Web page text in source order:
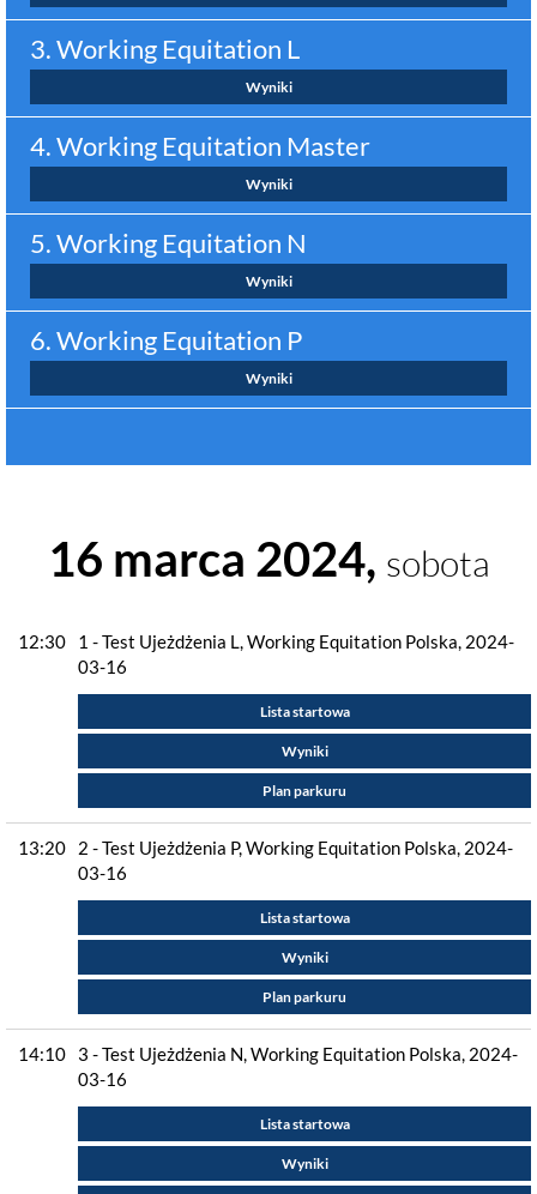
3. Working Equitation L
Wyniki
4. Working Equitation Master
Wyniki
5. Working Equitation N
Wyniki
6. Working Equitation P
Wyniki
16 marca 2024, sobota
12:30
1 - Test Ujeżdżenia L, Working Equitation Polska, 2024-
03-16
Lista startowa
Wyniki
Plan parkuru
13:20
2 - Test Ujeżdżenia P, Working Equitation Polska, 2024-
03-16
Lista startowa
Wyniki
Plan parkuru
14:10
3 - Test Ujeżdżenia N, Working Equitation Polska, 2024-
03-16
Lista startowa
Wyniki